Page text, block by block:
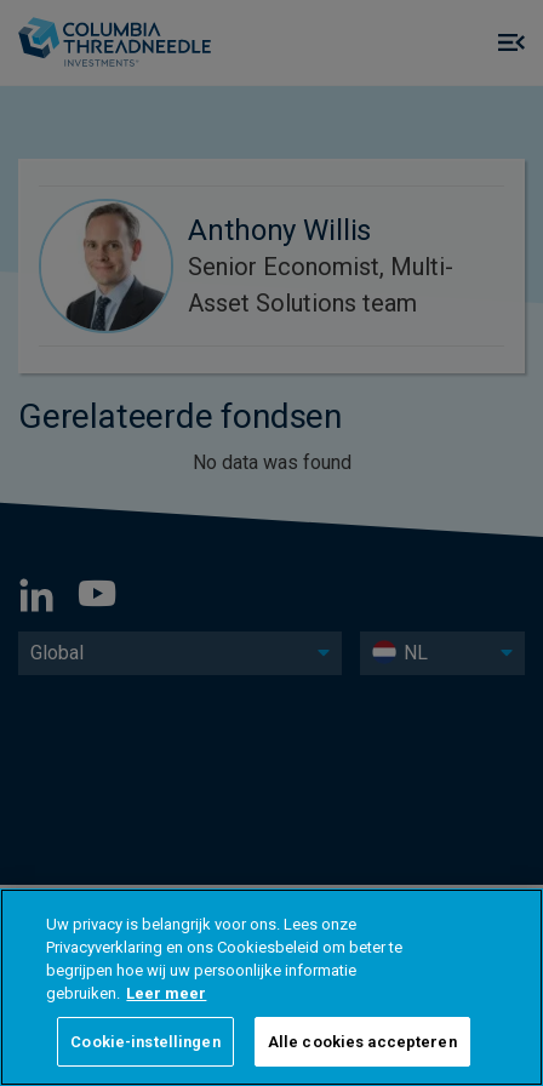
Anthony Willis
Senior Economist, Multi-
Asset Solutions team
Gerelateerde fondsen
No data was found
Global NL
Uw privacy is belangrijk voor ons. Lees onze
Privacyverklaring en ons Cookiesbeleid om beter te
begrijpen hoe wij uw persoonlijke informatie
gebruiken. Leer meer
Cookie-instellingen Alle cookies accepteren